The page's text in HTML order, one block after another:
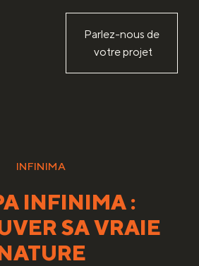
Parlez-nous de
votre projet
INFINIMA
INFINIMA :
SA VRAIE